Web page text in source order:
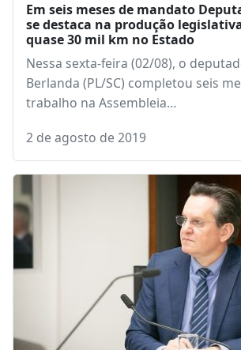
Em seis meses de mandato
se destaca na produção
quase 30 mil km no Estado
Nessa sexta-feira (02/08), o
Berlanda (PL/SC) completou seis
trabalho na Assembleia…
2 de agosto de 2019